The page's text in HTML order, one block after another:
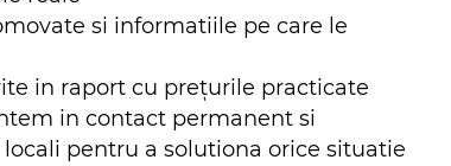
si informatiile pe care le
in raport cu prețurile practicate
in contact permanent si
pentru a solutiona orice situatie